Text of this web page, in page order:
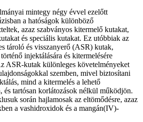
mintegy négy évvel ezelőtt
a hatóságok különböző
azaz szabványos kitermelő kutakat,
és speciális kutakat. Ez utóbbiak az
tároló és visszanyerő (ASR) kutak,
injektálására és kitermelésére
ASR-kutak különleges követelményeket
szemben, mivel biztosítani
mind a kitermelés a lehető
és tartósan korlátozások nélkül működjön.
során hajlamosak az eltömődésre, azaz
a vashidroxidok és a mangán(IV)-